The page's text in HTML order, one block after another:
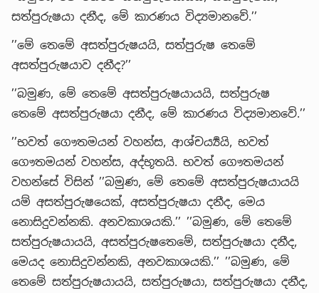
සත්පුරුෂයා දනීද, මේ කාරණය විද්‍යමානවේ.’’
’’මේ තෙමේ අසත්පුරුෂයයි, සත්පුරුෂ තෙමේ
අසත්පුරුෂයාව දනීද?’’
’’බමුණ, මේ තෙමේ අසත්පුරුෂයායයි, සත්පුරුෂ
තෙමේ අසත්පුරුෂයා දනීද, මේ කාරණය විද්‍යමානවේ.’’
’’භවත් ගෞතමයන් වහන්ස, ආශ්චර්‍ය්‍යයි, භවත්
ගෞතමයන් වහන්ස, අද්භූතයි. භවත් ගෞතමයන්
වහන්සේ විසින් ’’බමුණ, මේ තෙමේ අසත්පුරුෂයායයි
යම් අසත්පුරුෂයෙක්, අසත්පුරුෂයා දනීද, මෙය
නොසිදුවන්නකි. අනවකාශයකි.’’ ’’බමුණ, මේ තෙමේ
සත්පුරුෂයායයි, අසත්පුරුෂතෙමේ, සත්පුරුෂයා දනීද,
මෙයද නොසිදුවන්නකි, අනවකාශයකි.’’ ’’බමුණ, මේ
තෙමේ සත්පුරුෂයායයි, සත්පුරුෂයා, සත්පුරුෂයා දනීද,